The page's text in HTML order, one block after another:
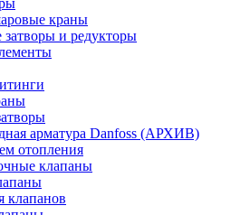
краны
и редукторы
арматура Danfoss (АРХИВ)
отопления
клапаны
клапанов